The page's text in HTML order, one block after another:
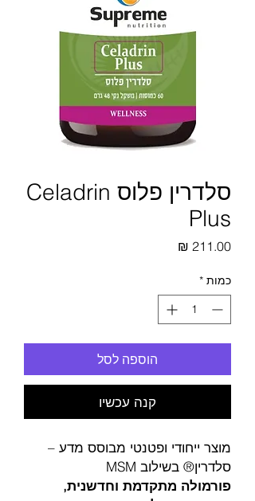
סלדרין פלוס Celadrin
Plus
כמות *
הוספה לסל
קנה עכשיו
מוצר ייחודי ופטנטי מבוסס מדע –
סלדרין® בשילוב MSM
פורמולה מתקדמת וחדשנית,